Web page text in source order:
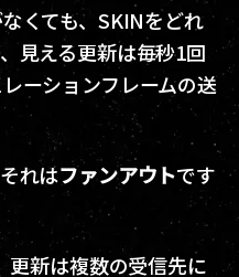
くても、SKINをどれ
見える更新は毎秒1回
ーションフレームの送
れはファンアウトです
更新は複数の受信先に